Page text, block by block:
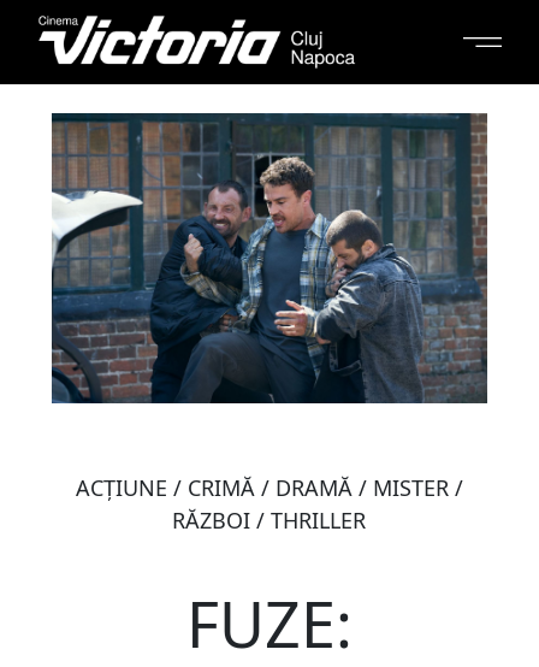
ACŢIUNE / CRIMĂ / DRAMĂ / MISTER /
RĂZBOI / THRILLER
FUZE: